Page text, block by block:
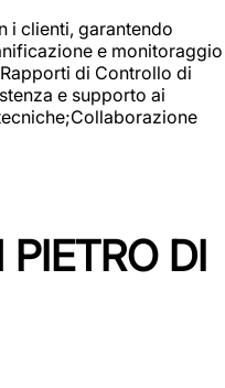
i clienti, garantendo
e monitoraggio
di Controllo di
e supporto ai
DI